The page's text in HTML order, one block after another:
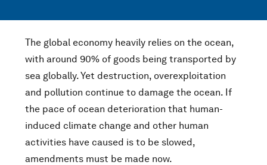
The global economy heavily relies on the ocean,
with around 90% of goods being transported by
sea globally. Yet destruction, overexploitation
and pollution continue to damage the ocean. If
the pace of ocean deterioration that human-
induced climate change and other human
activities have caused is to be slowed,
amendments must be made now.